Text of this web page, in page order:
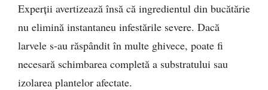
Experții avertizează însă că ingredientul din bucătărie
nu elimină instantaneu infestările severe. Dacă
larvele s-au răspândit în multe ghivece, poate fi
necesară schimbarea completă a substratului sau
izolarea plantelor afectate.